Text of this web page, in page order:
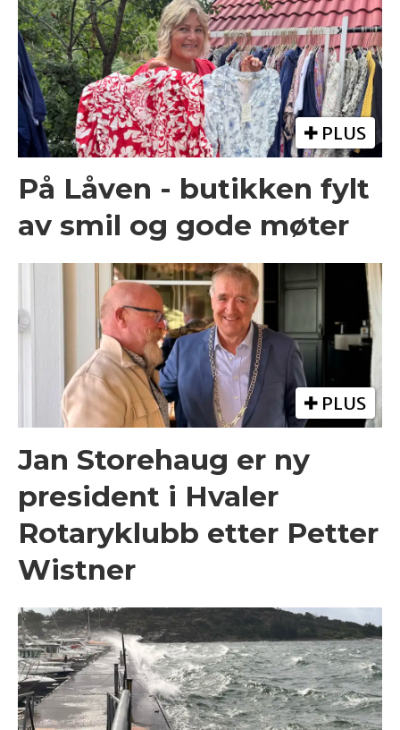
PLUS
På Låven - butikken fylt
av smil og gode møter
PLUS
Jan Storehaug er ny
president i Hvaler
Rotaryklubb etter Petter
Wistner